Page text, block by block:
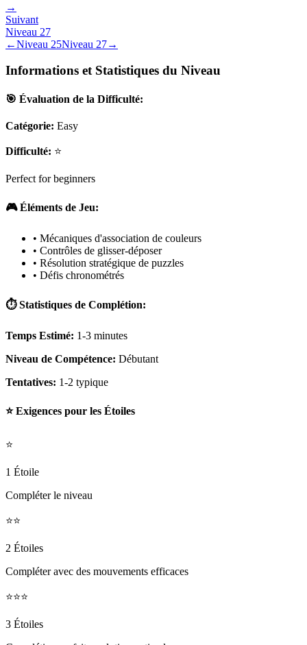
→
Suivant
Niveau 27
←Niveau 25Niveau 27→
Informations et Statistiques du Niveau
🎯 Évaluation de la Difficulté:
Catégorie: Easy
Difficulté: ⭐
Perfect for beginners
🎮 Éléments de Jeu:
• Mécaniques d'association de couleurs
• Contrôles de glisser-déposer
• Résolution stratégique de puzzles
• Défis chronométrés
⏱️ Statistiques de Complétion:
Temps Estimé: 1-3 minutes
Niveau de Compétence: Débutant
Tentatives: 1-2 typique
⭐ Exigences pour les Étoiles
⭐
1 Étoile
Compléter le niveau
⭐⭐
2 Étoiles
Compléter avec des mouvements efficaces
⭐⭐⭐
3 Étoiles